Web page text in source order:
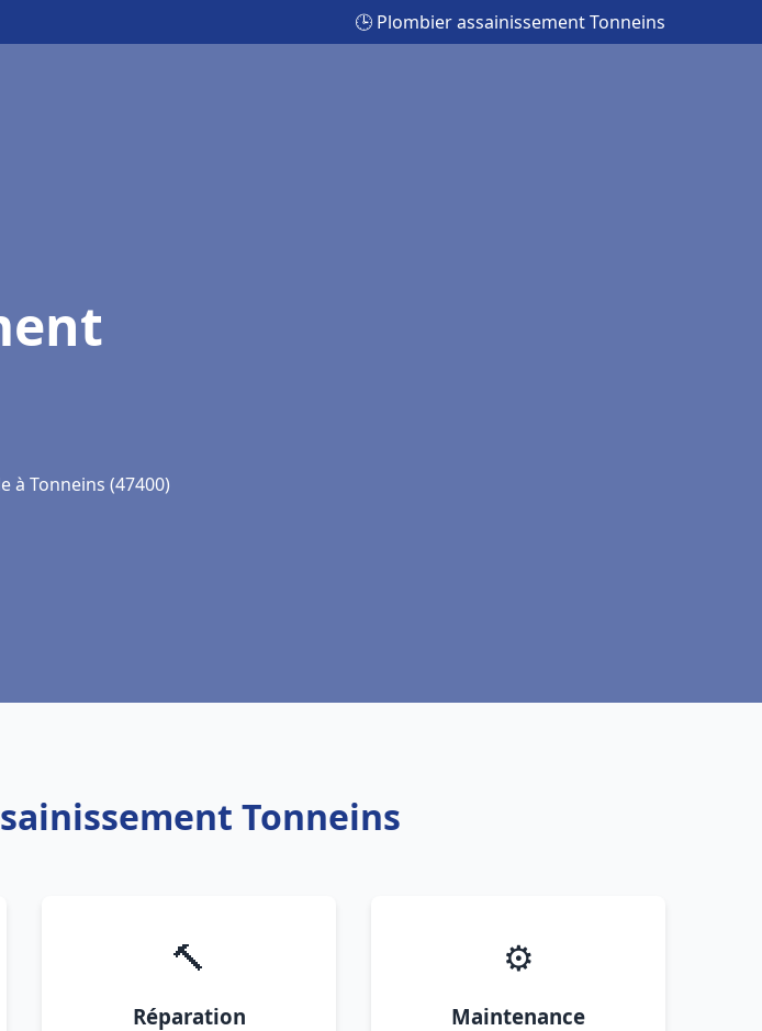
🕒 Plombier assainissement Tonneins
Tonneins (47400)
Tonneins
🔨
Réparation
⚙️
Maintenance